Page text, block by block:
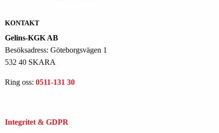
KONTAKT
Gelins-KGK AB
Besöksadress: Göteborgsvägen 1
532 40 SKARA
Ring oss: 0511-131 30
Integritet & GDPR